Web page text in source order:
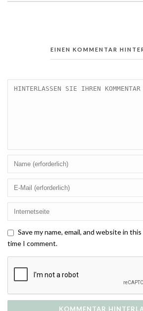
EINEN KOMMENTAR
Save my name, email, and website in
time I comment.